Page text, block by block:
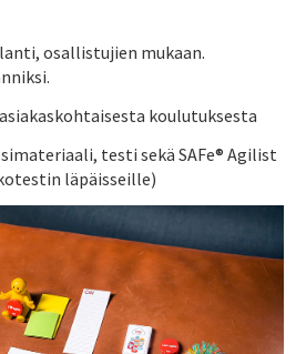
osallistujien mukaan.
koulutuksesta
testi sekä SAFe® Agilist
läpäisseille)